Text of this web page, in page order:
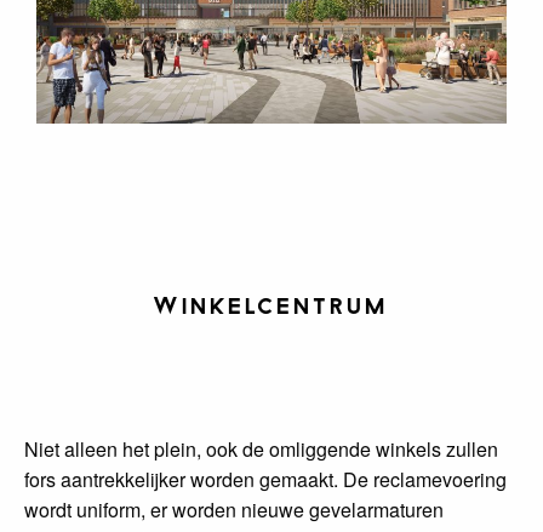
Winkelcentrum
Niet alleen het plein, ook de omliggende winkels zullen
fors aantrekkelijker worden gemaakt. De reclamevoering
wordt uniform, er worden nieuwe gevelarmaturen